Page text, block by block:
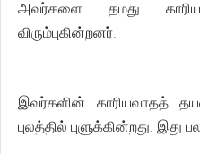
அவர்களை தமது
விரும்புகின்றனர்.
இவர்களின் காரியவாதத்
புலத்தில் புளுக்கின்றது. இது